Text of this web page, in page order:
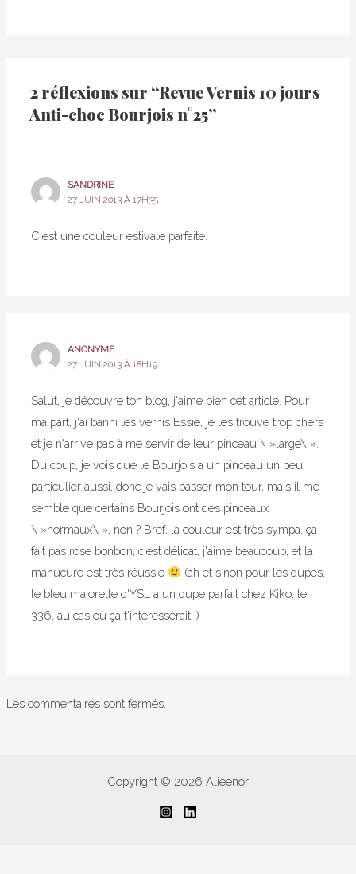
2 réflexions sur “Revue Vernis 10 jours
Anti-choc Bourjois n°25”
SANDRINE
27 JUIN 2013 À 17H35
C'est une couleur estivale parfaite.
ANONYME
27 JUIN 2013 À 18H19
Salut, je découvre ton blog, j'aime bien cet article. Pour
ma part, j'ai banni les vernis Essie, je les trouve trop chers
et je n'arrive pas à me servir de leur pinceau \ »large\ ».
Du coup, je vois que le Bourjois a un pinceau un peu
particulier aussi, donc je vais passer mon tour, mais il me
semble que certains Bourjois ont des pinceaux
\ »normaux\ », non ? Bref, la couleur est très sympa, ça
fait pas rose bonbon, c'est délicat, j'aime beaucoup, et la
manucure est très réussie
(ah et sinon pour les dupes,
le bleu majorelle d'YSL a un dupe parfait chez Kiko, le
336, au cas où ça t'intéresserait !)
Les commentaires sont fermés.
Copyright © 2026 Alieenor